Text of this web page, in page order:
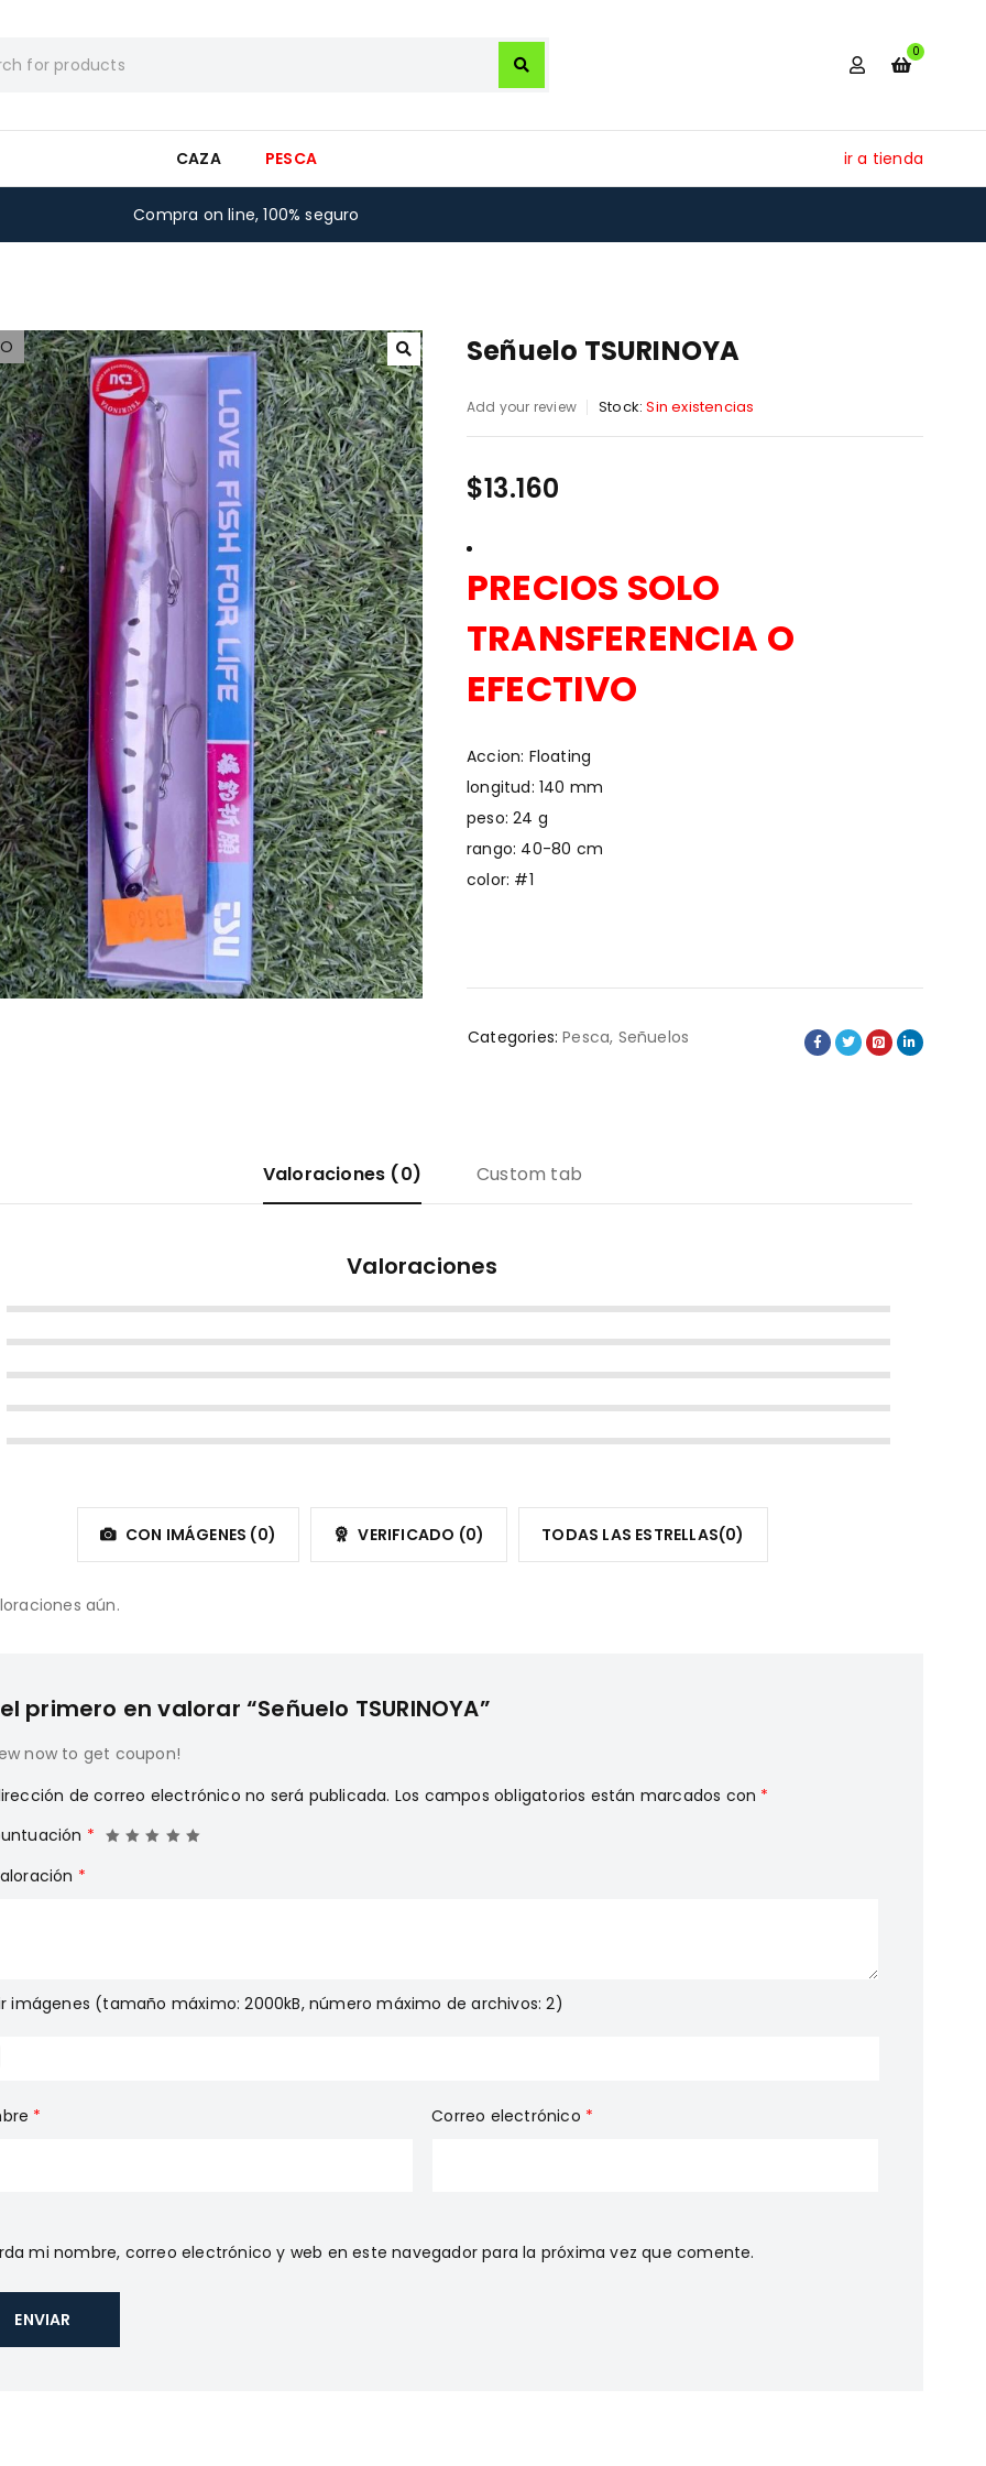
0
CAZA PESCA ir a tienda
Compra on line, 100% seguro
Señuelo TSURINOYA
Add your review Stock: Sin existencias
$13.160
PRECIOS SOLO
TRANSFERENCIA O
EFECTIVO
Accion: Floating
longitud: 140 mm
peso: 24 g
rango: 40-80 cm
color: #1
Categories: Pesca, Señuelos
Valoraciones (0) Custom tab
Valoraciones
CON IMÁGENES (0) VERIFICADO (0) TODAS LAS ESTRELLAS(0)
aún.
primero en valorar “Señuelo TSURINOYA”
now to get coupon!
de correo electrónico no será publicada. Los campos obligatorios están marcados con *
*
*
imágenes (tamaño máximo: 2000kB, número máximo de archivos: 2)
* Correo electrónico *
mi nombre, correo electrónico y web en este navegador para la próxima vez que comente.